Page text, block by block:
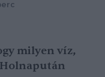
milyen víz,
Holnapután